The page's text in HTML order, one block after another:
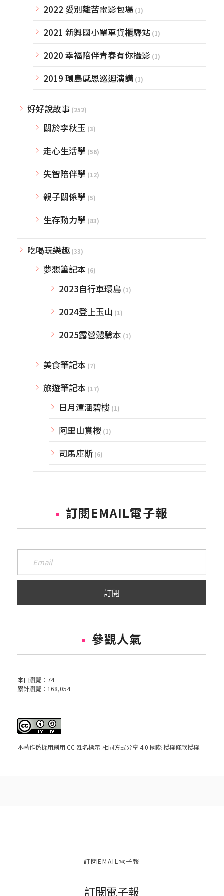
2022 愛別離苦電影包場 (1)
2021 新興國小單車貨櫃驛站 (1)
2020 幸福陪伴青春有你攝影 (1)
2019 環島感恩巡迴演講 (1)
好好說故事 (252)
關於李秋玉 (3)
走心生活學 (56)
失智陪伴學 (12)
親子關係學 (5)
生存動力學 (83)
吃喝玩樂趣 (33)
夢想筆記本 (6)
2023自行車環島 (1)
2024登上玉山 (1)
2025露營體驗本 (1)
美食筆記本 (7)
旅遊筆記本 (17)
日月潭涵碧樓 (1)
阿里山賞櫻 (1)
司馬庫斯 (6)
訂閱EMAIL電子報
參觀人氣
本日瀏覽： 74
累計瀏覽： 168,054
本著作係採用創用 CC 姓名標示-相同方式分享 4.0 國際 授權條款授權.
訂閱EMAIL電子報
訂閱電子報